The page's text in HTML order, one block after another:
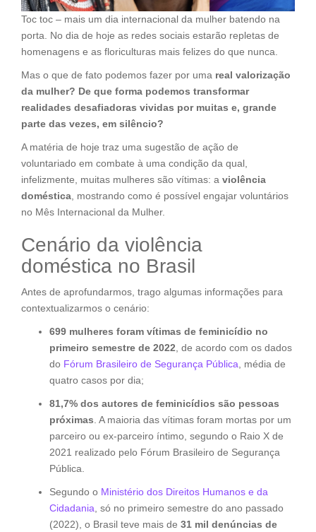
Toc toc – mais um dia internacional da mulher batendo na
porta. No dia de hoje as redes sociais estarão repletas de
homenagens e as floriculturas mais felizes do que nunca.
Mas o que de fato podemos fazer por uma real valorização
da mulher? De que forma podemos transformar
realidades desafiadoras vividas por muitas e, grande
parte das vezes, em silêncio?
A matéria de hoje traz uma sugestão de ação de
voluntariado em combate à uma condição da qual,
infelizmente, muitas mulheres são vítimas: a violência
doméstica , mostrando como é possível engajar voluntários
no Mês Internacional da Mulher.
Cenário da violência
doméstica no Brasil
Antes de aprofundarmos, trago algumas informações para
contextualizarmos o cenário:
699 mulheres foram vítimas de feminicídio no
primeiro semestre de 2022 , de acordo com os dados
do Fórum Brasileiro de Segurança Pública , média de
quatro casos por dia;
81,7% dos autores de feminicídios são pessoas
próximas . A maioria das vítimas foram mortas por um
parceiro ou ex-parceiro íntimo, segundo o Raio X de
2021 realizado pelo Fórum Brasileiro de Segurança
Pública.
Segundo o Ministério dos Direitos Humanos e da
Cidadania , só no primeiro semestre do ano passado
(2022), o Brasil teve mais de 31 mil denúncias de